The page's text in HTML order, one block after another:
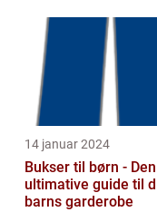
14 januar 2024
Bukser til børn - Den
ultimative guide til
barns garderobe